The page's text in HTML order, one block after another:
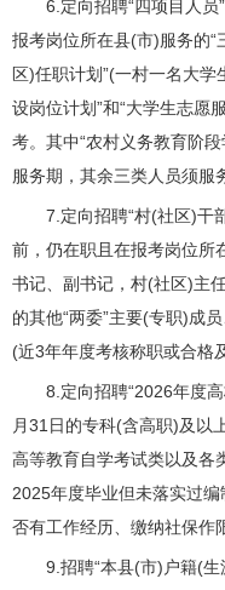
6.定向招聘“四项目人员”
报考岗位所在县(市)服务的“
区)任职计划”(一村一名大
设岗位计划”和“大学生志愿
考。其中“农村义务教育阶
服务期，其余三类人员须服
7.定向招聘“村(社区)干部
前，仍在职且在报考岗位所
书记、副书记，村(社区)主
的其他“两委”主要(专职)成
(近3年年度考核称职或合格
8.定向招聘“2026年度高
月31日的专科(含高职)及以
高等教育自学考试类以及各
2025年度毕业但未落实过
否有工作经历、缴纳社保作
9.招聘“本县(市)户籍(生